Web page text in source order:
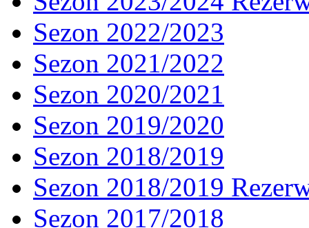
Sezon 2022/2023
Sezon 2021/2022
Sezon 2020/2021
Sezon 2019/2020
Sezon 2018/2019
Sezon 2018/2019
Sezon 2017/2018